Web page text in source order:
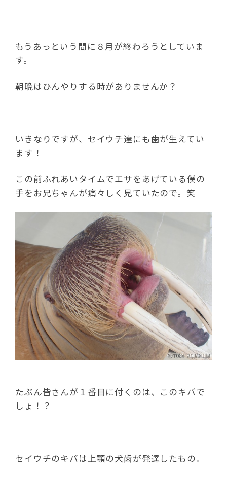
もうあっという間に８月が終わろうとしていま
す。
朝晩はひんやりする時がありませんか？
いきなりですが、セイウチ達にも歯が生えてい
ます！
この前ふれあいタイムでエサをあげている僕の
手をお兄ちゃんが痛々しく見ていたので。笑
たぶん皆さんが１番目に付くのは、このキバで
しょ！？
セイウチのキバは上顎の犬歯が発達したもの。